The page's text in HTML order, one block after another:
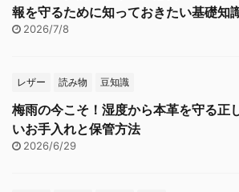
報を守るために知っておきたい基礎知
2026/7/8
レザー 読み物 豆知識
梅雨の今こそ！湿度から本革を守る正
いお手入れと保管方法
2026/6/29